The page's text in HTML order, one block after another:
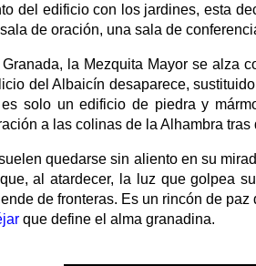
del edificio con los jardines, esta
de oración, una sala de
la Mezquita Mayor se alza
del Albaicín desaparece,
solo un edificio de piedra y
a las colinas de la Alhambra
quedarse sin aliento en su
al atardecer, la luz que golpea
de fronteras. Es un rincón de
que define el alma granadina.